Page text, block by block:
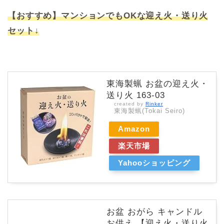
【おすすめ】マンションでもOKな迎え火・送り火
セット↓
東海製蝋 お盆の迎え火・
送り火 163-03
created by Rinker
東海製蝋(Tokai Seiro)
Amazon
楽天市場
Yahooショッピング
お盆 おがら キャンドル